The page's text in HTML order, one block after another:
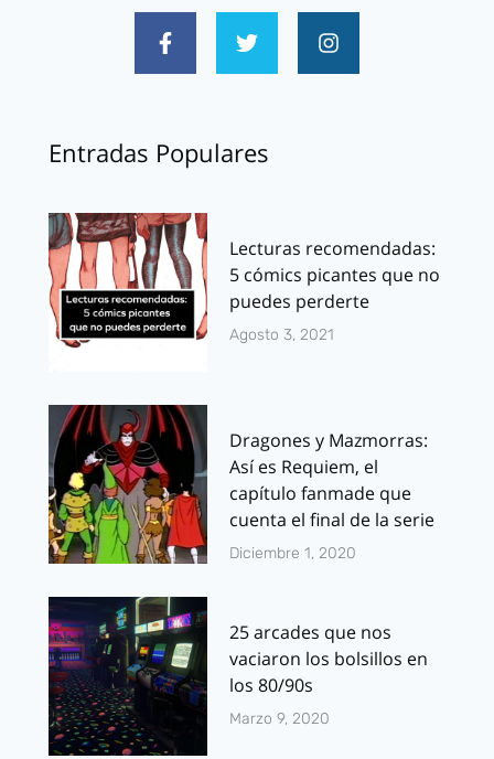
Entradas Populares
Lecturas recomendadas:
5 cómics picantes que no
puedes perderte
Agosto 3, 2021
Dragones y Mazmorras:
Así es Requiem, el
capítulo fanmade que
cuenta el final de la serie
Diciembre 1, 2020
25 arcades que nos
vaciaron los bolsillos en
los 80/90s
Marzo 9, 2020